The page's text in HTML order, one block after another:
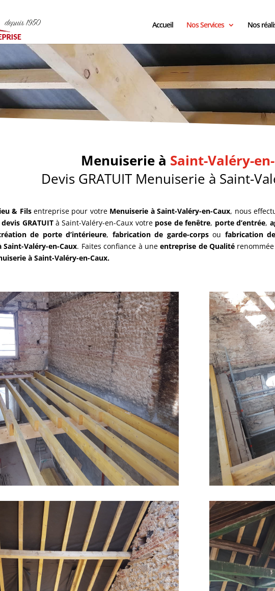
Accueil Nos Services Nos
en-Caux, Porte d’entrée Saint-valéry-en-Caux, Mezzanine Saint-valéry-en-
Fabrication dressing Saint-valéry-en-Caux, Cuisiniste Saint-valéry-en-
Menuiserie à Saint-Valéry-
Devis GRATUIT Menuiserie à Saint-
& Filsentreprise pour votre Menuiserie à Saint-Valéry-en-Caux, nous
devis GRATUITà Saint-Valéry-en-Caux votre pose de fenêtre, porte d’entrée,
de porte d’intérieure, fabrication de garde-corpsou fabrication
Saint-Valéry-en-Caux. Faites confiance à uneentreprise de Qualité
à Saint-Valéry-en-Caux.